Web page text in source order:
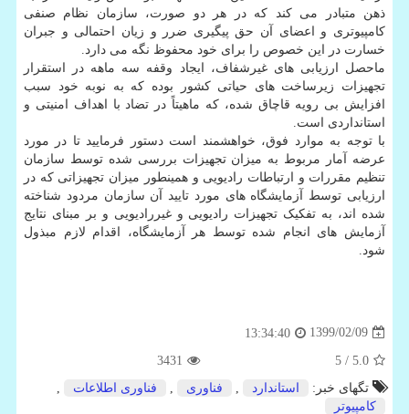
ذهن متبادر می کند که در هر دو صورت، سازمان نظام صنفی
کامپیوتری و اعضای آن حق پیگیری ضرر و زیان احتمالی و جبران
خسارت در این خصوص را برای خود محفوظ نگه می دارد.
ماحصل ارزیابی های غیرشفاف، ایجاد وقفه سه ماهه در استقرار
تجهیزات زیرساخت های حیاتی کشور بوده که به نوبه خود سبب
افزایش بی رویه قاچاق شده، که ماهیتاً در تضاد با اهداف امنیتی و
استانداردی است.
با توجه به موارد فوق، خواهشمند است دستور فرمایید تا در مورد
عرضه آمار مربوط به میزان تجهیزات بررسی شده توسط سازمان
تنظیم مقررات و ارتباطات رادیویی و همینطور میزان تجهیزاتی که در
ارزیابی توسط آزمایشگاه های مورد تایید آن سازمان مردود شناخته
شده اند، به تفکیک تجهیزات رادیویی و غیررادیویی و بر مبنای نتایج
آزمایش های انجام شده توسط هر آزمایشگاه، اقدام لازم مبذول
شود.
1399/02/09
13:34:40
5.0
/ 5
3431
تگهای خبر:
استاندارد فناوری فناوری اطلاعات
كامپیوتر